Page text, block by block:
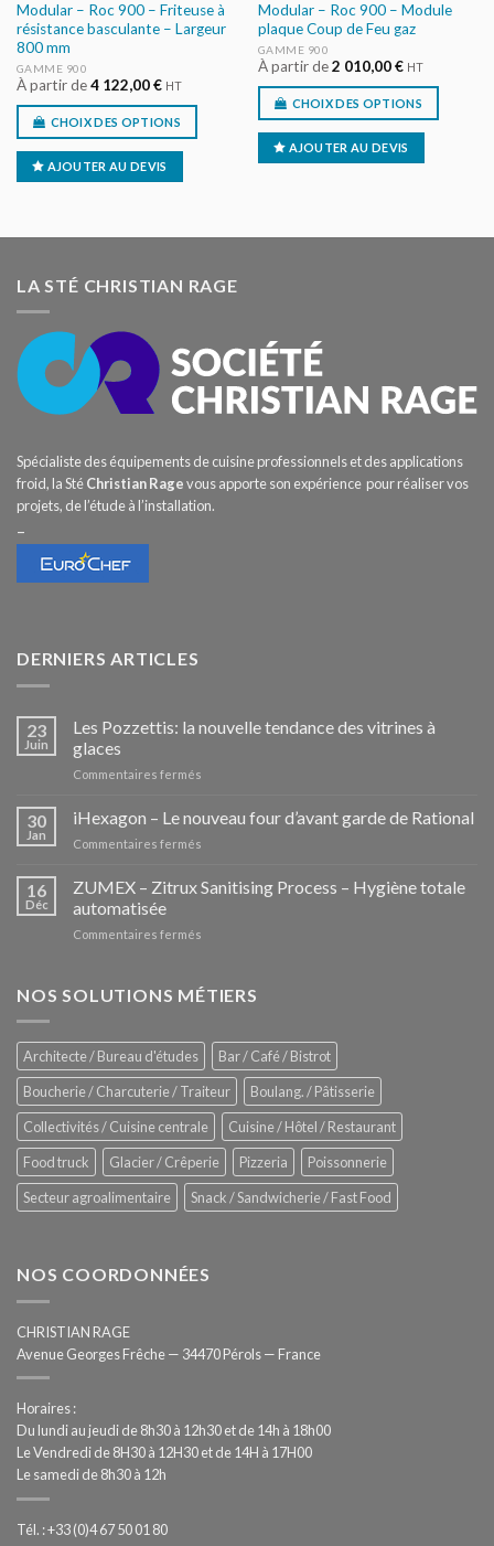
Modular – Roc 900 – Friteuse à
résistance basculante – Largeur
800 mm
GAMME 900
À partir de4 122,00€ HT
CHOIX DES OPTIONS
AJOUTER AU DEVIS
Modular – Roc 900 – Module
plaque Coup de Feu gaz
GAMME 900
À partir de2 010,00€ HT
CHOIX DES OPTIONS
AJOUTER AU DEVIS
LA STÉ CHRISTIAN RAGE
Spécialiste des équipements de cuisine professionnels et des applications
froid, la StéChristian Ragevous apporte son expérience pour réaliser vos
projets, de l’étude à l’installation.
–
DERNIERS ARTICLES
23
Juin
Les Pozzettis: la nouvelle tendance des vitrines à
glaces
Commentaires fermés
Pozzettis:
la
des
30
Jan
iHexagon – Le nouveau four d’avant garde de Rational
Commentaires fermés
–
Le
de
16
Déc
ZUMEX – Zitrux Sanitising Process – Hygiène totale
automatisée
Commentaires fermés
Zitrux
–
Hygiène
totale
automatisée
NOS SOLUTIONS MÉTIERS
Architecte / Bureau d'études
Bar / Café / Bistrot
Boucherie / Charcuterie / Traiteur
Boulang. / Pâtisserie
Collectivités / Cuisine centrale
Cuisine / Hôtel / Restaurant
Food truck
Glacier / Crêperie Pizzeria
Poissonnerie
Secteur agroalimentaire
Snack / Sandwicherie / Fast Food
NOS COORDONNÉES
CHRISTIAN RAGE
Avenue Georges Frêche — 34470 Pérols — France
Horaires :
Du lundi au jeudi de 8h30 à 12h30 et de 14h à 18h00
Le Vendredi de 8H30 à 12H30 et de 14H à 17H00
Le samedi de 8h30 à 12h
Tél. : +33 (0)4 67 50 01 80